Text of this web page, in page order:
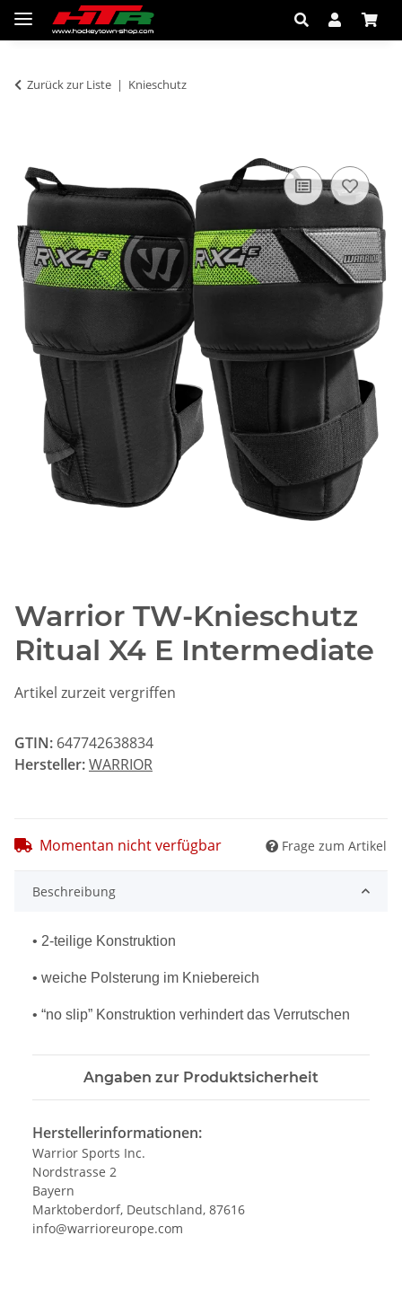
Zurück zur Liste Knieschutz
Warrior TW-Knieschutz
Ritual X4 E Intermediate
Artikel zurzeit vergriffen
GTIN: 647742638834
Hersteller:WARRIOR
Momentan nicht verfügbar Frage zum Artikel
Beschreibung
• 2-teilige Konstruktion
• weiche Polsterung im Kniebereich
• “no slip” Konstruktion verhindert das Verrutschen
Angaben zur Produktsicherheit
Herstellerinformationen:
Warrior Sports Inc.
Nordstrasse 2
Bayern
Marktoberdorf, Deutschland, 87616
info@warrioreurope.com